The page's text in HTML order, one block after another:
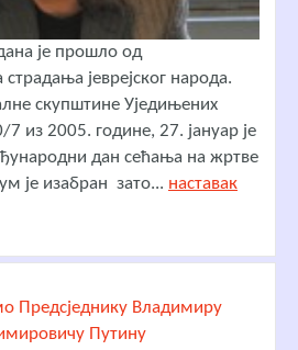
је прошло од
јеврејског народа.
скупштине Уједињених
из 2005. године, 27. јануар је
дан сећања на жртве
је изабран зато... наставак
Предсједнику Владимиру
Путину